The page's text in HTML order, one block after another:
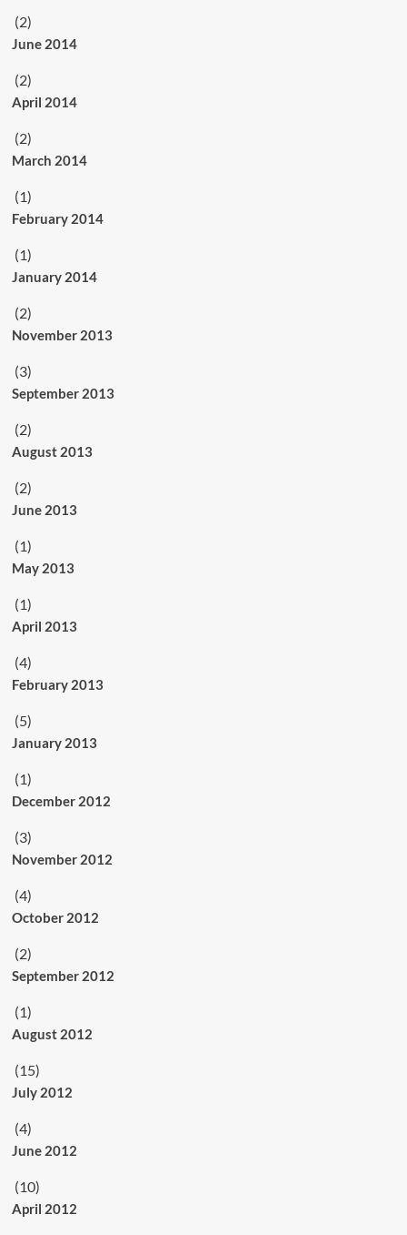
(2)
June 2014
(2)
April 2014
(2)
March 2014
(1)
February 2014
(1)
January 2014
(2)
November 2013
(3)
September 2013
(2)
August 2013
(2)
June 2013
(1)
May 2013
(1)
April 2013
(4)
February 2013
(5)
January 2013
(1)
December 2012
(3)
November 2012
(4)
October 2012
(2)
September 2012
(1)
August 2012
(15)
July 2012
(4)
June 2012
(10)
April 2012